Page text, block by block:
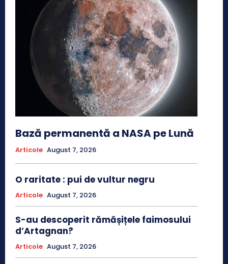
Bază permanentă a NASA pe Lună
Articole August 7, 2026
O raritate : pui de vultur negru
Articole August 7, 2026
S-au descoperit rămășițele faimosului
d’Artagnan?
Articole August 7, 2026